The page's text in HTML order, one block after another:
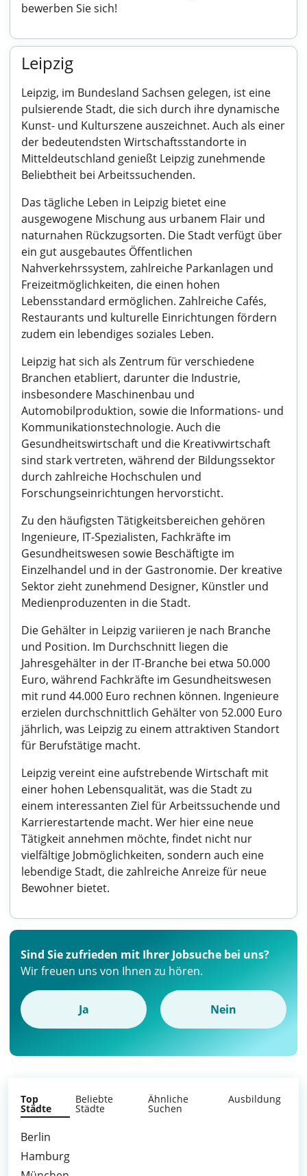
bewerben Sie sich!
Leipzig
Leipzig, im Bundesland Sachsen gelegen, ist eine
pulsierende Stadt, die sich durch ihre dynamische
Kunst- und Kulturszene auszeichnet. Auch als einer
der bedeutendsten Wirtschaftsstandorte in
Mitteldeutschland genießt Leipzig zunehmende
Beliebtheit bei Arbeitssuchenden.
Das tägliche Leben in Leipzig bietet eine
ausgewogene Mischung aus urbanem Flair und
naturnahen Rückzugsorten. Die Stadt verfügt über
ein gut ausgebautes Öffentlichen
Nahverkehrssystem, zahlreiche Parkanlagen und
Freizeitmöglichkeiten, die einen hohen
Lebensstandard ermöglichen. Zahlreiche Cafés,
Restaurants und kulturelle Einrichtungen fördern
zudem ein lebendiges soziales Leben.
Leipzig hat sich als Zentrum für verschiedene
Branchen etabliert, darunter die Industrie,
insbesondere Maschinenbau und
Automobilproduktion, sowie die Informations- und
Kommunikationstechnologie. Auch die
Gesundheitswirtschaft und die Kreativwirtschaft
sind stark vertreten, während der Bildungssektor
durch zahlreiche Hochschulen und
Forschungseinrichtungen hervorsticht.
Zu den häufigsten Tätigkeitsbereichen gehören
Ingenieure, IT-Spezialisten, Fachkräfte im
Gesundheitswesen sowie Beschäftigte im
Einzelhandel und in der Gastronomie. Der kreative
Sektor zieht zunehmend Designer, Künstler und
Medienproduzenten in die Stadt.
Die Gehälter in Leipzig variieren je nach Branche
und Position. Im Durchschnitt liegen die
Jahresgehälter in der IT-Branche bei etwa 50.000
Euro, während Fachkräfte im Gesundheitswesen
mit rund 44.000 Euro rechnen können. Ingenieure
erzielen durchschnittlich Gehälter von 52.000 Euro
jährlich, was Leipzig zu einem attraktiven Standort
für Berufstätige macht.
Leipzig vereint eine aufstrebende Wirtschaft mit
einer hohen Lebensqualität, was die Stadt zu
einem interessanten Ziel für Arbeitssuchende und
Karrierestartende macht. Wer hier eine neue
Tätigkeit annehmen möchte, findet nicht nur
vielfältige Jobmöglichkeiten, sondern auch eine
lebendige Stadt, die zahlreiche Anreize für neue
Bewohner bietet.
Sind Sie zufrieden mit Ihrer Jobsuche bei uns?
Wir freuen uns von Ihnen zu hören.
Ja Nein
Top
Städte
Beliebte
Städte
Ähnliche
Suchen
Ausbildung
Berlin
Hamburg